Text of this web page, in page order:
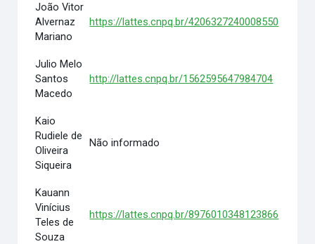
João Vitor
Alvernaz
Mariano
https://lattes.cnpq.br/4206327240008550
Julio Melo
Santos
Macedo
http://lattes.cnpq.br/1562595647984704
Kaio
Rudiele de
Oliveira
Siqueira
Não informado
Kauann
Vinícius
Teles de
Souza
https://lattes.cnpq.br/8976010348123866